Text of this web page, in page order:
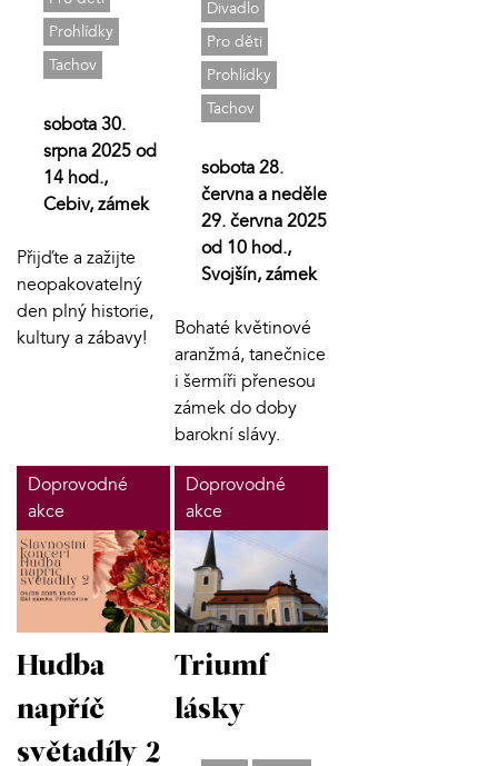
Prohlídky
Tachov
sobota 30.
srpna 2025 od
14 hod.,
Cebiv, zámek
Přijďte a zažijte
neopakovatelný
den plný historie,
kultury a zábavy!
Divadlo
Pro děti
Prohlídky
Tachov
sobota 28.
června a neděle
29. června 2025
od 10 hod.,
Svojšín, zámek
Bohaté květinové
aranžmá, tanečnice
i šermíři přenesou
zámek do doby
barokní slávy.
Doprovodné
akce
Hudba
napříč
světadíly 2
Doprovodné
akce
Triumf
lásky